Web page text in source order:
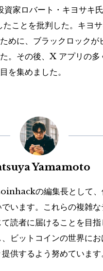
家ロバート・キヨサキ
ことを批判した。キヨ
めに、ブラックロック
。その後、X アプリの
を集めました。
Yamamoto
の編集長として、
います。これらの複雑
読者に届けることを目
ビットコインの世界に
供するよう努めています